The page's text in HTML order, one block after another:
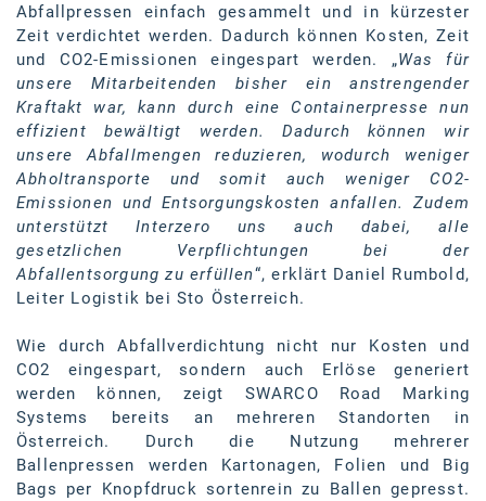
Abfallpressen einfach gesammelt und in kürzester
Zeit verdichtet werden. Dadurch können Kosten, Zeit
und CO2-Emissionen eingespart werden. „Was für
unsere Mitarbeitenden bisher ein anstrengender
Kraftakt war, kann durch eine Containerpresse nun
effizient bewältigt werden. Dadurch können wir
unsere Abfallmengen reduzieren, wodurch weniger
Abholtransporte und somit auch weniger CO2-
Emissionen und Entsorgungskosten anfallen. Zudem
unterstützt Interzero uns auch dabei, alle
gesetzlichen Verpflichtungen bei der
Abfallentsorgung zu erfüllen“, erklärt Daniel Rumbold,
Leiter Logistik bei Sto Österreich.
Wie durch Abfallverdichtung nicht nur Kosten und
CO2 eingespart, sondern auch Erlöse generiert
werden können, zeigt SWARCO Road Marking
Systems bereits an mehreren Standorten in
Österreich. Durch die Nutzung mehrerer
Ballenpressen werden Kartonagen, Folien und Big
Bags per Knopfdruck sortenrein zu Ballen gepresst.